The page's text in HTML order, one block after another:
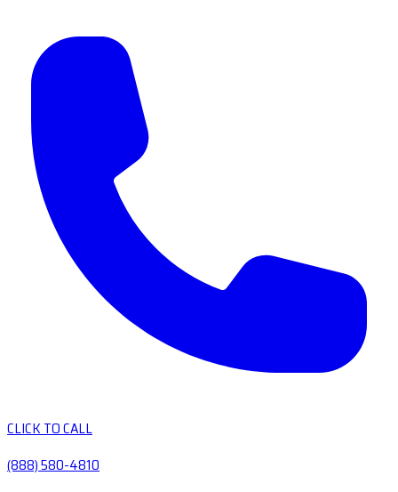
CLICK TO CALL
(888) 580-4810